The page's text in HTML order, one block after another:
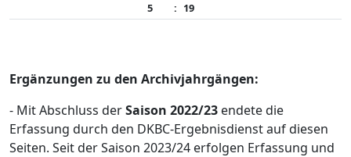
5 : 19
Ergänzungen zu den Archivjahrgängen:
- Mit Abschluss derSaison 2022/23 endete die
Erfassung durch den DKBC-Ergebnisdienst auf diesen
Seiten. Seit der Saison 2023/24 erfolgen Erfassung und